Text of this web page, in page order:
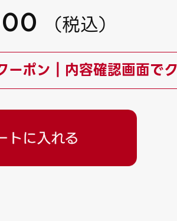
（税込）
ポン｜内容確認画面で